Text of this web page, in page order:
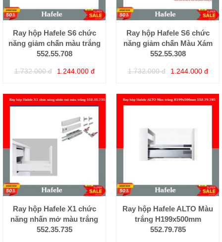
Ray hộp Hafele S6 chức
năng giảm chấn màu trắng
552.55.708
1.732.000 đ 1.244.000 đ
Ray hộp Hafele S6 chức
năng giảm chấn Màu Xám
552.55.308
1.732.000 đ 1.244.000 đ
Ray hộp Hafele X1 chức
năng nhấn mở màu trắng
552.35.735
Ray hộp Hafele ALTO Màu
trắng H199x500mm
552.79.785